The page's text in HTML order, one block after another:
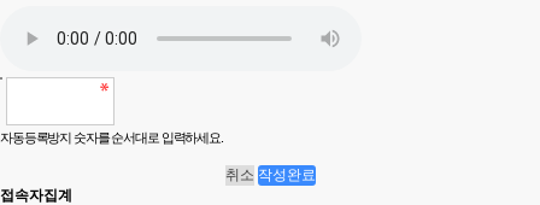
자동등록방지 숫자를 순서대로 입력하세요.
취소 작성완료
접속자집계